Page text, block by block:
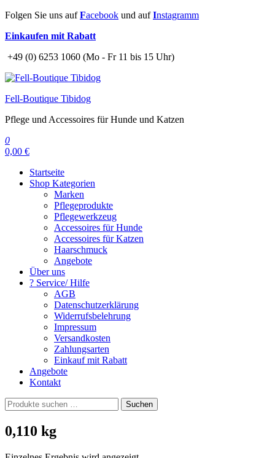
Zum
springen
Folgen Sie uns aufFacebook und aufInstagramm
Einkaufen mit Rabatt
+49 (0) 6253 1060 (Mo - Fr 11 bis 15 Uhr)
Fell-Boutique Tibidog
Pflege und Accessoires für Hunde und Katzen
0
0,00 €
Startseite
Shop Kategorien
Marken
Pflegeprodukte
Pflegewerkzeug
Accessoires für Hunde
Accessoires für Katzen
Haarschmuck
Angebote
Über uns
? Service/ Hilfe
AGB
Datenschutzerklärung
Widerrufsbelehrung
Impressum
Versandkosten
Zahlungsarten
Einkauf mit Rabatt
Angebote
Kontakt
Suchen
nach:
Suchen
0,110 kg